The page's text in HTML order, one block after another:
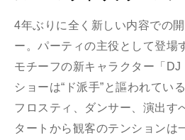
4年ぶりに全く新しい内容での
ー。パーティの主役として登場
モチーフの新キャラクター「
ショーは“ド派手”と謳われてい
フロスティ、ダンサー、演出す
タートから観客のテンションは